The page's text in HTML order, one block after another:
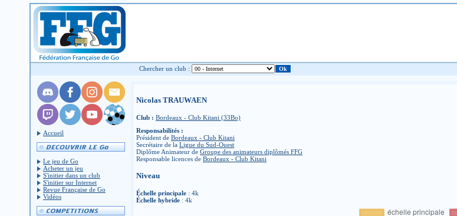
Chercher un club :
Accueil
Le jeu de Go
Acheter un jeu
S'initier dans un club
S'initier sur Internet
Revue Française de Go
Vidéos
Nicolas TRAUWAEN
Club : Bordeaux - Club Kitani (33Bo)
Responsabilités :
Président de Bordeaux - Club Kitani
Secrétaire de la Ligue du Sud-Ouest
Diplôme Animateur de Groupe des animateurs diplômés FFG
Responsable licences de Bordeaux - Club Kitani
Niveau
Échelle principale : 4k
Échelle hybride : 4k